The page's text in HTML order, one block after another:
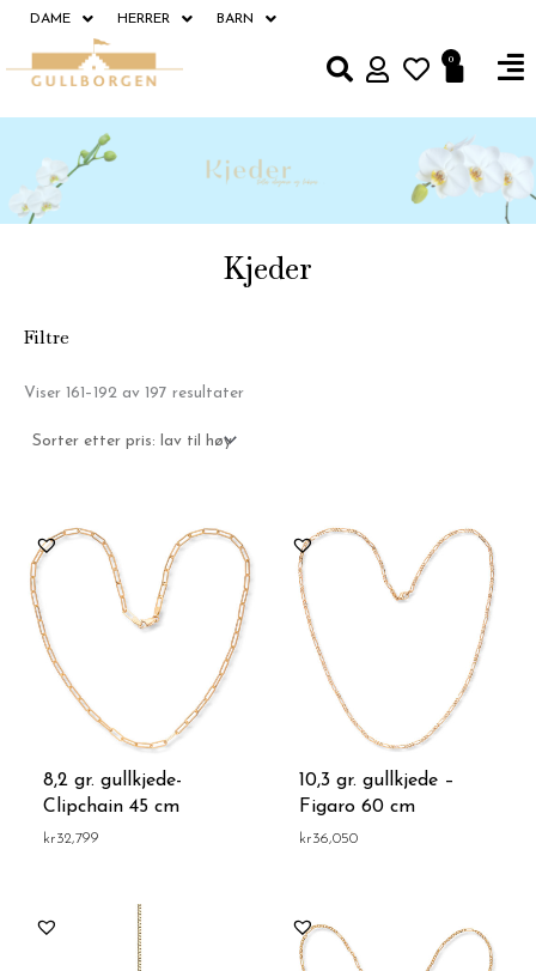
Hopp
innholdet
DAME HERRER BARN
0
Kjeder
Filtre
Viser 161–192 av 197 resultaterSortert
8,2 gr. gullkjede-
Clipchain 45 cm
kr32,799
10,3 gr. gullkjede –
Figaro 60 cm
kr36,050